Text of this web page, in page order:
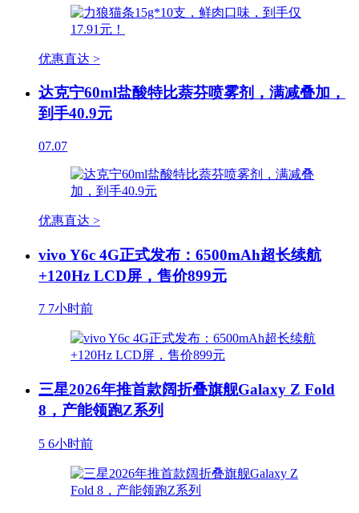
优惠直达 >
达克宁60ml盐酸特比萘芬喷雾剂，满减叠加，
到手40.9元
07.07
优惠直达 >
vivo Y6c 4G正式发布：6500mAh超长续航
+120Hz LCD屏，售价899元
7 7小时前
三星2026年推首款阔折叠旗舰Galaxy Z Fold
8，产能领跑Z系列
5 6小时前